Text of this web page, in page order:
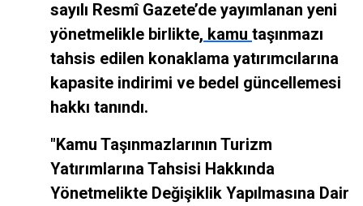
sayılı Resmî Gazete’de yayımlanan yeni
yönetmelikle birlikte, kamu taşınmazı
tahsis edilen konaklama yatırımcılarına
kapasite indirimi ve bedel güncellemesi
hakkı tanındı.
"Kamu Taşınmazlarının Turizm
Yatırımlarına Tahsisi Hakkında
Yönetmelikte Değişiklik Yapılmasına Dair